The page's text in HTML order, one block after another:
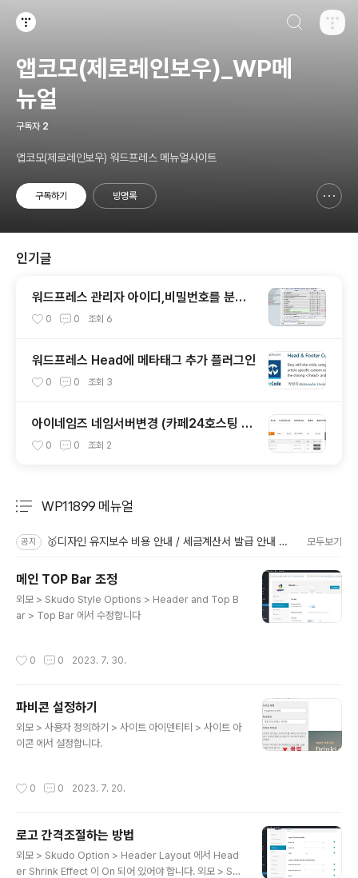
앱코모(제로레인보우)_WP메
뉴얼
구독자 2
앱코모(제로레인보우) 워드프레스 메뉴얼사이트
구독하기 방명록
인기글
워드프레스 관리자 아이디,비밀번호를 분실
하셨을 경우 및 😎 phpMyadmin 설치
0 0 조회 6
워드프레스 Head에 메타태그 추가 플러그인
0 0 조회 3
아이네임즈 네임서버변경 (카페24호스팅 사
용)0 0 조회 2
WP11899 메뉴얼
공지 🥇디자인 유지보수 비용 안내 / 세금계산서 발급 안내 / 수정의뢰 방법 모두보기
메인 TOP Bar 조정
외모 > Skudo Style Options > Header and Top B
ar > Top Bar 에서 수정합니다
0 0 2023. 7. 30.
파비콘 설정하기
외모 > 사용자 정의하기 > 사이트 아이덴티티 > 사이트 아
이콘 에서 설정합니다.
0 0 2023. 7. 20.
로고 간격조절하는 방법
외모 > Skudo Option > Header Layout 에서 Head
er Shrink Effect 이 On 되어 있어야 합니다. 외모 > Sk